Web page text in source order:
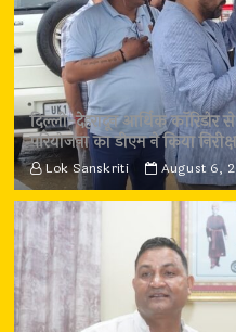
दिल्ली-देहरादून आर्थिक कॉरिडोर
परियोजना का डीएम ने किया
Lok Sanskriti August 6,